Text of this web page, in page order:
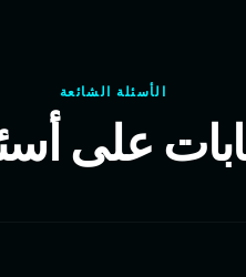
الأسئلة الشائعة